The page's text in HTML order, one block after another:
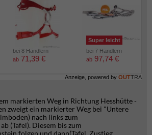
bei 8 Händlern
ab 71,39 €
Super leicht
bei 7 Händlern
ab 97,74 €
Anzeige, powered by OUTTRA
markierten Weg in Richtung Hesshütte -
zweigt ein markierter Weg bei "Untere
nach links zum
(Tafel). Diesem bis zum
folgen und dann(Tafel, Zustieg